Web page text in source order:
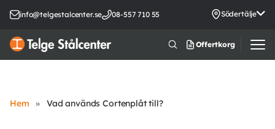
info@telgestalcenter.se 08-557 710 55 Södertälje
Offertkorg
Hem » Vad används Cortenplåt till?